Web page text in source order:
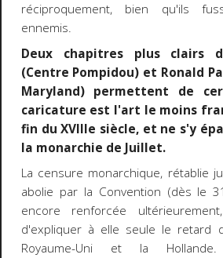
réciproquement, bien qu'ils
ennemis.
Deux chapitres plus clairs
(Centre Pompidou) et Ronald
Maryland) permettent de
caricature est l'art le moins
fin du XVIIIe siècle, et ne s'y
la monarchie de Juillet.
La censure monarchique, rétablie
abolie par la Convention (dès le
encore renforcée
d'expliquer à elle seule le retard
Royaume-Uni et la